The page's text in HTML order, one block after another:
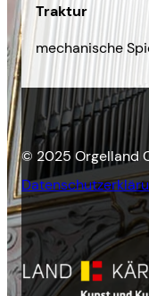
Traktur
mechanische
© 2025 Orgelland